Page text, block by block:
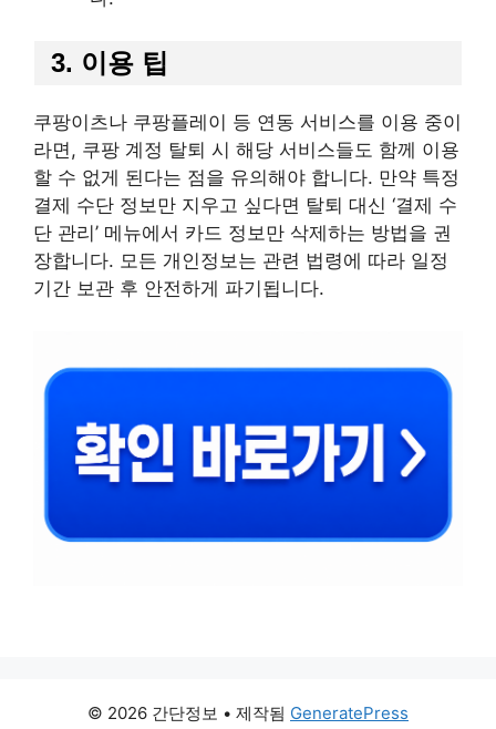
3. 이용 팁
쿠팡이츠나 쿠팡플레이 등 연동 서비스를 이용 중이
라면, 쿠팡 계정 탈퇴 시 해당 서비스들도 함께 이용
할 수 없게 된다는 점을 유의해야 합니다. 만약 특정
결제 수단 정보만 지우고 싶다면 탈퇴 대신 ‘결제 수
단 관리’ 메뉴에서 카드 정보만 삭제하는 방법을 권
장합니다. 모든 개인정보는 관련 법령에 따라 일정
기간 보관 후 안전하게 파기됩니다.
© 2026 간단정보 • 제작됨 GeneratePress